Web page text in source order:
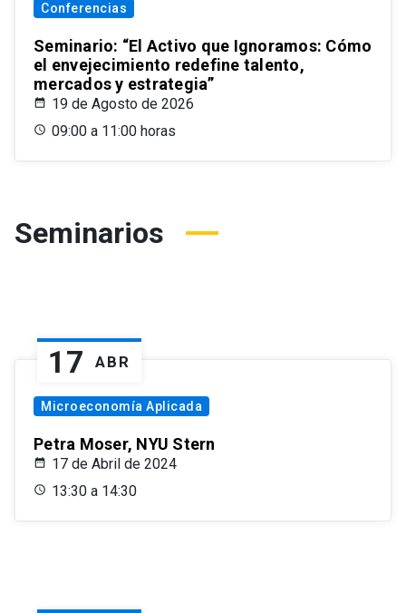
Conferencias
Seminario: “El Activo que Ignoramos: Cómo
el envejecimiento redefine talento,
mercados y estrategia”
19 de Agosto de 2026
09:00 a 11:00 horas
Seminarios
17 ABR
Microeconomía Aplicada
Petra Moser, NYU Stern
17 de Abril de 2024
13:30 a 14:30